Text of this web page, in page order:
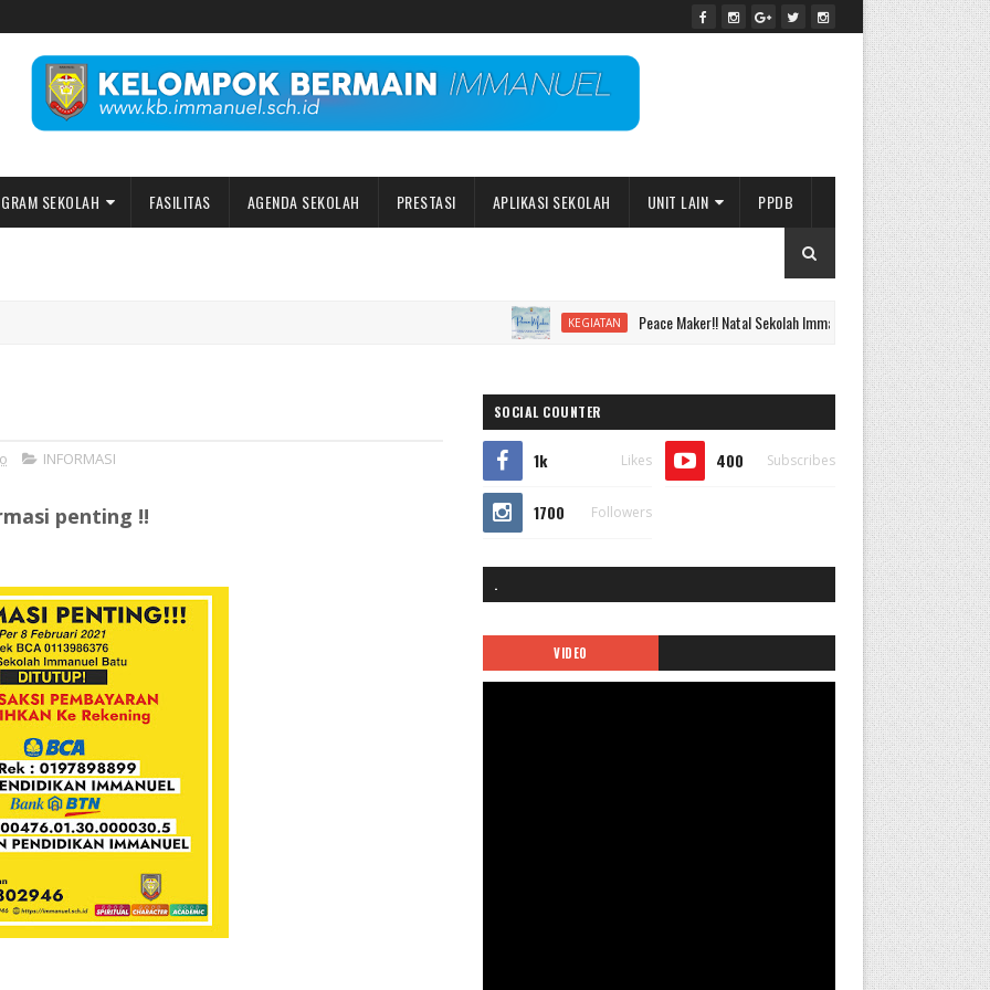
SEKOLAH FASILITAS AGENDA SEKOLAH PRESTASI APLIKASI SEKOLAH UNIT LAIN PPDB
KEGIATAN Peace Maker!! Natal Sekolah Immanuel Batu 2023
INFORMASI
penting !!
SOCIAL COUNTER
1k Likes 400 Subscribes
1700 Followers
.
VIDEO